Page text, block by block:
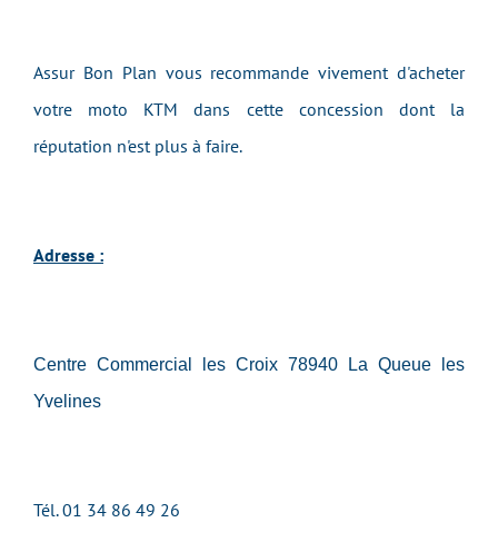
Assur Bon Plan vous recommande vivement d'acheter
votre moto KTM dans cette concession dont la
réputation n'est plus à faire.
Adresse :
Centre Commercial les Croix 78940 La Queue les
Yvelines
Tél. 01 34 86 49 26